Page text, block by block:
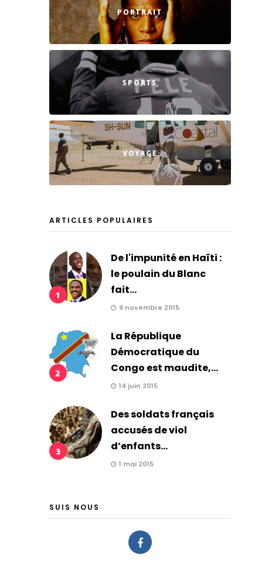
PORTRAIT
SPORTS
VOYAGE
ARTICLES POPULAIRES
1
De l'impunité en Haïti :
le poulain du Blanc
fait...
9 novembre 2015
2
La République
Démocratique du
Congo est maudite,...
14 juin 2015
3
Des soldats français
accusés de viol
d’enfants...
1 mai 2015
SUIS NOUS